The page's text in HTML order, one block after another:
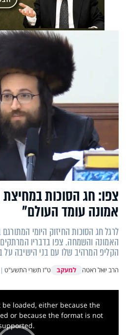
צפו: חג הסוכות
אמונה עומד העולם"
לרגל חג הסוכות החיזוק היומי
האמונה והשמחה. צפו בדבריו המרתקים
הקליפ המרהיב שלו עם בני הישיבה על
הרב יואל ראטה למעקב ט"ז תשרי התשע"ט |
loaded, either because the
or because the format is not